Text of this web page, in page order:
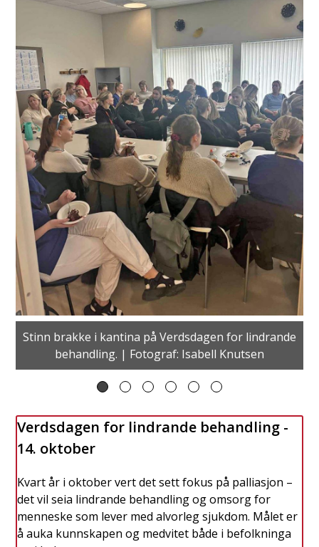
Stinn brakke i kantina på Verdsdagen for lindrande
behandling. | Fotograf: Isabell Knutsen
Verdsdagen for lindrande behandling -
14. oktober
Kvart år i oktober vert det sett fokus på palliasjon –
det vil seia lindrande behandling og omsorg for
menneske som lever med alvorleg sjukdom. Målet er
å auka kunnskapen og medvitet både i befolkninga